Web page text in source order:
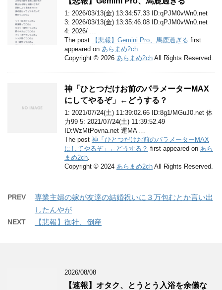
1: 2026/03/13(金) 13:34:57.33 ID:qPJM0vWn0.net
3: 2026/03/13(金) 13:35:46.08 ID:qPJM0vWn0.net
4: 2026/ …
The post
【悲報】Gemini Pro、馬鹿過ぎる first
appeared on あらまめ2ch
Copyright © 2026 あらまめ2ch All Rights Reserved.
神「ひとつだけお前のパラメーターMAX
にしてやるぞ」←どうする？
1: 2021/07/24(土) 11:39:02.66 ID:8g1/MGuJ0.net 体
力99 5: 2021/07/24(土) 11:39:52.49
ID:WzMtPovna.net 運MA …
The post 神「ひとつだけお前のパラメーターMAX
にしてやるぞ」←どうする？ first appeared on あら
まめ2ch
Copyright © 2024 あらまめ2ch All Rights Reserved.
PREV
専業主婦の嫁が友達の結婚祝いに３万包むとか言い出
したんやが
NEXT 【悲報】御社、倒産
2026/08/08
【速報】オタク、とうとう入浴を余儀な